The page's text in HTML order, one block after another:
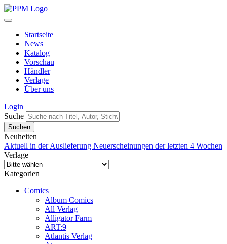
Startseite
News
Katalog
Vorschau
Händler
Verlage
Über uns
Login
Suche
Neuheiten
Aktuell in der Auslieferung Neuerscheinungen der letzten 4 Wochen
Verlage
Kategorien
Comics
Album Comics
All Verlag
Alligator Farm
ART:9
Atlantis Verlag